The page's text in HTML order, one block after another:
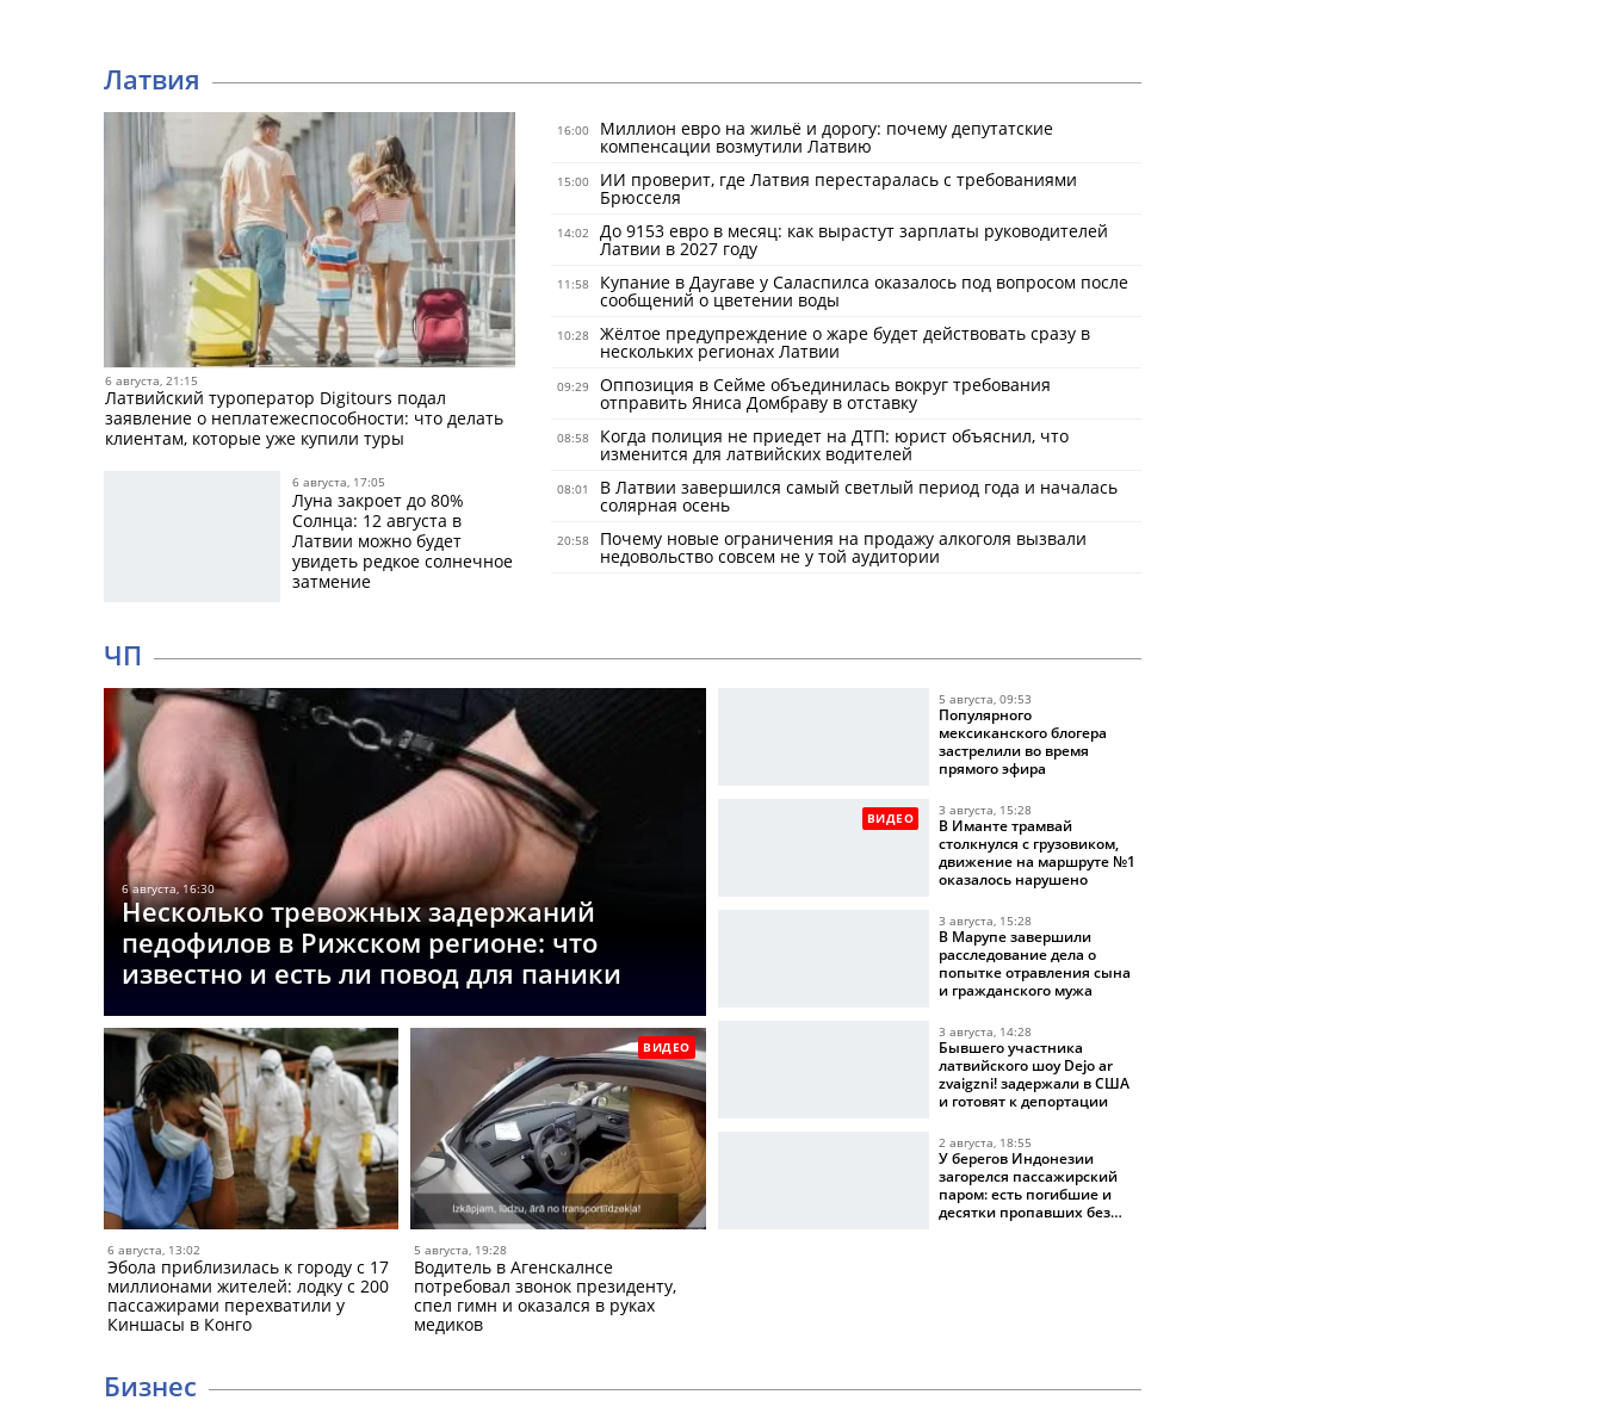
Латвия
6 августа, 21:15
Латвийский туроператор Digitours подал
заявление о неплатежеспособности: что делать
клиентам, которые уже купили туры
6 августа, 17:05
Луна закроет до 80%
Солнца: 12 августа в
Латвии можно будет
увидеть редкое солнечное
затмение
16:00 Миллион евро на жильё и дорогу: почему депутатские
компенсации возмутили Латвию
15:00 ИИ проверит, где Латвия перестаралась с требованиями
Брюсселя
14:02 До 9153 евро в месяц: как вырастут зарплаты руководителей
Латвии в 2027 году
11:58 Купание в Даугаве у Саласпилса оказалось под вопросом после
сообщений о цветении воды
10:28 Жёлтое предупреждение о жаре будет действовать сразу в
нескольких регионах Латвии
09:29 Оппозиция в Сейме объединилась вокруг требования
отправить Яниса Домбраву в отставку
08:58 Когда полиция не приедет на ДТП: юрист объяснил, что
изменится для латвийских водителей
08:01 В Латвии завершился самый светлый период года и началась
солярная осень
20:58 Почему новые ограничения на продажу алкоголя вызвали
недовольство совсем не у той аудитории
ЧП
6 августа, 16:30
Несколько тревожных задержаний
педофилов в Рижском регионе: что
известно и есть ли повод для паники
6 августа, 13:02
Эбола приблизилась к городу с 17
миллионами жителей: лодку с 200
пассажирами перехватили у
Киншасы в Конго
ВИДЕО
5 августа, 19:28
Водитель в Агенскалнсе
потребовал звонок президенту,
спел гимн и оказался в руках
медиков
5 августа, 09:53
Популярного
мексиканского блогера
застрелили во время
прямого эфира
ВИДЕО 3 августа, 15:28
В Иманте трамвай
столкнулся с грузовиком,
движение на маршруте №1
оказалось нарушено
3 августа, 15:28
В Марупе завершили
расследование дела о
попытке отравления сына
и гражданского мужа
3 августа, 14:28
Бывшего участника
латвийского шоу Dejo ar
zvaigzni! задержали в США
и готовят к депортации
2 августа, 18:55
У берегов Индонезии
загорелся пассажирский
паром: есть погибшие и
десятки пропавших без
Бизнес